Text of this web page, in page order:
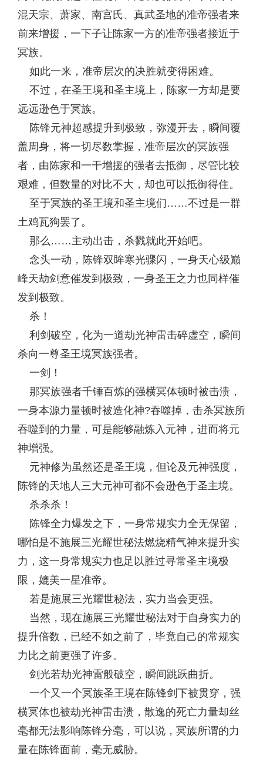
混天宗、萧家、南宫氏、真武圣地的准帝强者来
前来增援，一下子让陈家一方的准帝强者接近于
冥族。
如此一来，准帝层次的决胜就变得困难。
不过，在圣王境和圣主境上，陈家一方却是要
远远逊色于冥族。
陈锋元神超感提升到极致，弥漫开去，瞬间覆
盖周身，将一切尽数掌握，准帝层次的冥族强
者，由陈家和一干增援的强者去抵御，尽管比较
艰难，但数量的对比不大，却也可以抵御得住。
至于冥族的圣王境和圣主境们……不过是一群
土鸡瓦狗罢了。
那么……主动出击，杀戮就此开始吧。
念头一动，陈锋双眸寒光骤闪，一身天心级巅
峰天劫剑意催发到极致，一身圣王之力也同样催
发到极致。
杀！
利剑破空，化为一道劫光神雷击碎虚空，瞬间
杀向一尊圣王境冥族强者。
一剑！
那冥族强者千锤百炼的强横冥体顿时被击溃，
一身本源力量顿时被造化神?吞噬掉，击杀冥族所
吞噬到的力量，可是能够融炼入元神，进而将元
神增强。
元神修为虽然还是圣王境，但论及元神强度，
陈锋的天地人三大元神可都不会逊色于圣主境。
杀杀杀！
陈锋全力爆发之下，一身常规实力全无保留，
哪怕是不施展三光耀世秘法燃烧精气神来提升实
力，这一身常规实力也足以胜过寻常圣主境极
限，媲美一星准帝。
若是施展三光耀世秘法，实力当会更强。
当然，现在施展三光耀世秘法对于自身实力的
提升倍数，已经不如之前了，毕竟自己的常规实
力比之前更强了许多。
剑光若劫光神雷般破空，瞬间跳跃曲折。
一个又一个冥族圣王境在陈锋剑下被贯穿，强
横冥体也被劫光神雷击溃，散逸的死亡力量却丝
毫都无法影响陈锋分毫，可以说，冥族所谓的力
量在陈锋面前，毫无威胁。